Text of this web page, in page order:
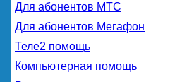
Для абонентов МТС
Для абонентов Мегафон
Теле2 помощь
Компьютерная помощь